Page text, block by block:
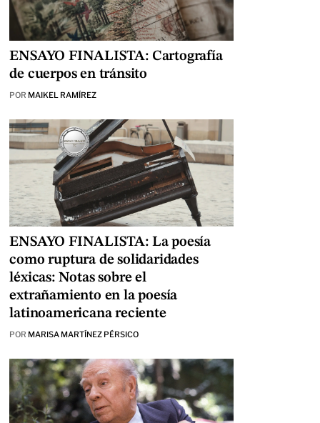
ENSAYO FINALISTA: Cartografía
de cuerpos en tránsito
POR MAIKEL RAMÍREZ
ENSAYO FINALISTA: La poesía
como ruptura de solidaridades
léxicas: Notas sobre el
extrañamiento en la poesía
latinoamericana reciente
POR MARISA MARTÍNEZ PÉRSICO